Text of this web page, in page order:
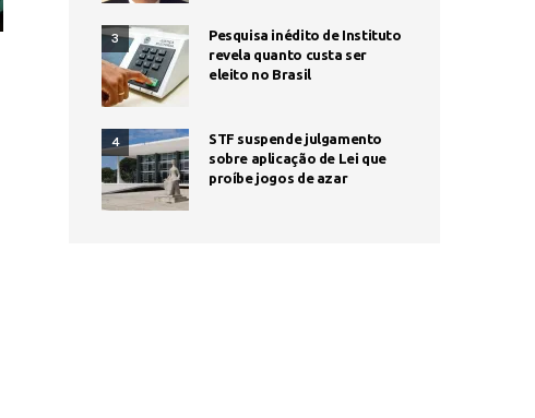
3
Pesquisa inédito de Instituto
revela quanto custa ser
eleito no Brasil
4
STF suspende julgamento
sobre aplicação de Lei que
proíbe jogos de azar